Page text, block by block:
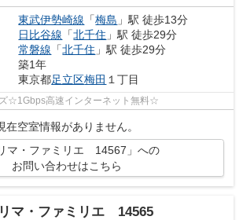
東武伊勢崎線 「梅島 」駅 徒歩13分
日比谷線 「北千住 」駅 徒歩29分
常磐線 「北千住 」駅 徒歩29分
築1年
東京都足立区梅田 １丁目
☆1Gbps高速インターネット無料☆
在空室情報がありません。
リマ・ファミリエ 14567」への
お問い合わせはこちら
マ・ファミリエ 14565